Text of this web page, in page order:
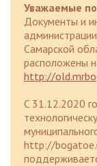
Уважаемые
Документы и
Самарской
расположены
http://
C 31.12.2020
http://